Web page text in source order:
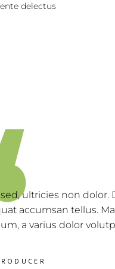
delectus
at, posuere in
eget ultricies risus.
ac ante ipsum